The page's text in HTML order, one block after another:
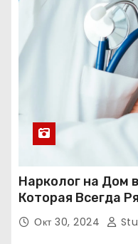
Нарколог на Дом
Которая Всегда
Окт 30, 2024